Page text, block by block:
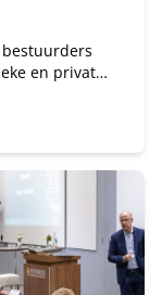
en private